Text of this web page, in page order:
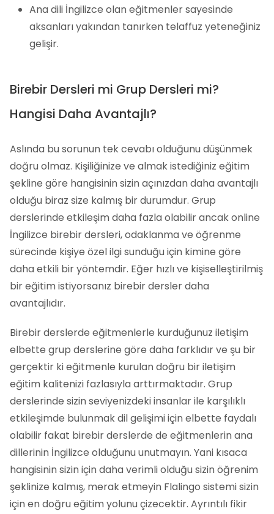
Ana dili İngilizce olan eğitmenler sayesinde
aksanları yakından tanırken telaffuz yeteneğiniz
gelişir.
Birebir Dersleri mi Grup Dersleri mi?
Hangisi Daha Avantajlı?
Aslında bu sorunun tek cevabı olduğunu düşünmek
doğru olmaz. Kişiliğinize ve almak istediğiniz eğitim
şekline göre hangisinin sizin açınızdan daha avantajlı
olduğu biraz size kalmış bir durumdur. Grup
derslerinde etkileşim daha fazla olabilir ancak online
İngilizce birebir dersleri, odaklanma ve öğrenme
sürecinde kişiye özel ilgi sunduğu için kimine göre
daha etkili bir yöntemdir. Eğer hızlı ve kişiselleştirilmiş
bir eğitim istiyorsanız birebir dersler daha
avantajlıdır.
Birebir derslerde eğitmenlerle kurduğunuz iletişim
elbette grup derslerine göre daha farklıdır ve şu bir
gerçektir ki eğitmenle kurulan doğru bir iletişim
eğitim kalitenizi fazlasıyla arttırmaktadır. Grup
derslerinde sizin seviyenizdeki insanlar ile karşılıklı
etkileşimde bulunmak dil gelişimi için elbette faydalı
olabilir fakat birebir derslerde de eğitmenlerin ana
dillerinin İngilizce olduğunu unutmayın. Yani kısaca
hangisinin sizin için daha verimli olduğu sizin öğrenim
şeklinize kalmış, merak etmeyin Flalingo sistemi sizin
için en doğru eğitim yolunu çizecektir. Ayrıntılı fikir